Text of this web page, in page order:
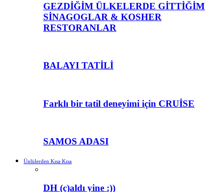
GEZDİĞİM ÜLKELERDE GİTTİĞİM
SİNAGOGLAR & KOSHER
RESTORANLAR
BALAYI TATİLİ
Farklı bir tatil deneyimi için CRUİSE
SAMOS ADASI
Ünlülerden Kısa Kısa
DH (ç)aldı yine :))